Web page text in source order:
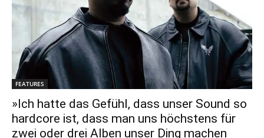
FEATURES
»Ich hatte das Gefühl, dass unser Sound so
hardcore ist, dass man uns höchstens für
zwei oder drei Alben unser Ding machen